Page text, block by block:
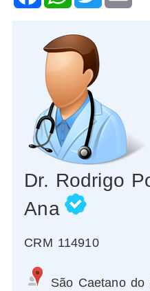
Dr. Rodrigo
Ana
CRM 114910
São Caetano do